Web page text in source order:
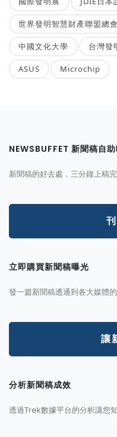
世界發明智慧財產聯盟總會
中國文化大學 台灣發
ASUS Microchip
NEWSBUFFET 新聞稿自
新聞稿的好去處，三分鐘上稿
立即購買新聞稿曝光
發一篇新聞稿透通到各大媒體
讓
分析新聞稿成效
透過Trek數據平台的分析讓您